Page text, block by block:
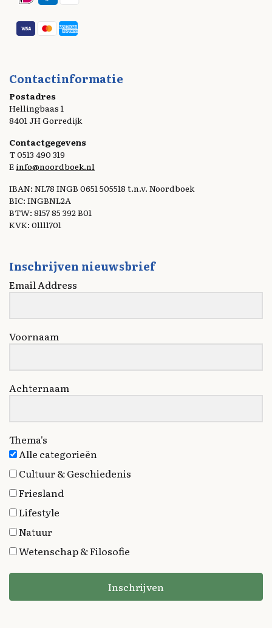
Contactinformatie
Postadres
Hellingbaas 1
8401 JH Gorredijk
Contactgegevens
T 0513 490 319
E info@noordboek.nl
IBAN: NL78 INGB 0651 505518 t.n.v. Noordboek
BIC: INGBNL2A
BTW: 8157 85 392 B01
KVK: 01111701
Inschrijven nieuwsbrief
Email Address
Voornaam
Achternaam
Thema's
Alle categorieën
Cultuur & Geschiedenis
Friesland
Lifestyle
Natuur
Wetenschap & Filosofie
Inschrijven